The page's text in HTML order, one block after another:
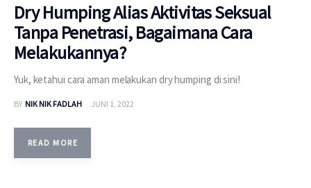
Untuk Bisnis
Untuk Anda
Mengapa Good Doctor
Berita
Dry Humping Alias Aktivitas Seksual
Tanpa Penetrasi, Bagaimana Cara
Melakukannya?
Yuk, ketahui cara aman melakukan dry humping di sini!
BY NIK NIK FADLAH JUNI 1, 2022
READ MORE